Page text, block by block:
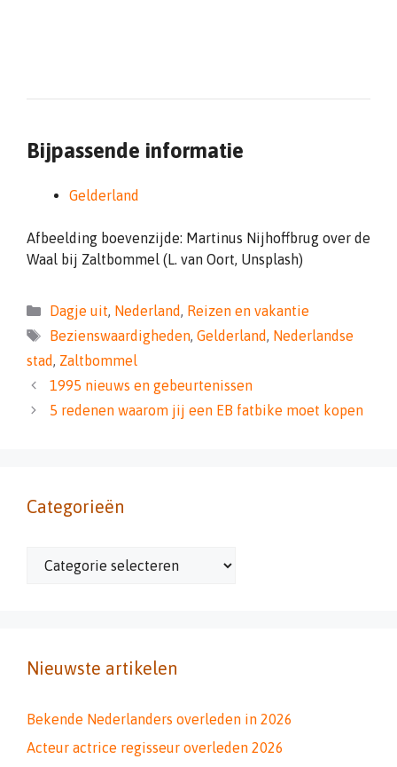
Bijpassende informatie
Gelderland
Afbeelding boevenzijde: Martinus Nijhoffbrug over de
Waal bij Zaltbommel (L. van Oort, Unsplash)
Categorieën
Dagje uit, Nederland, Reizen en vakantie
Tags
Bezienswaardigheden, Gelderland, Nederlandse
stad, Zaltbommel
1995 nieuws en gebeurtenissen
5 redenen waarom jij een EB fatbike moet kopen
Categorieën
Categorieën
Nieuwste artikelen
Bekende Nederlanders overleden in 2026
Acteur actrice regisseur overleden 2026